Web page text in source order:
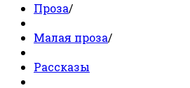
Проза/
Малая проза/
Рассказы